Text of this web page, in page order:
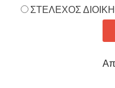
ΣΤΕΛΕΧΟΣ